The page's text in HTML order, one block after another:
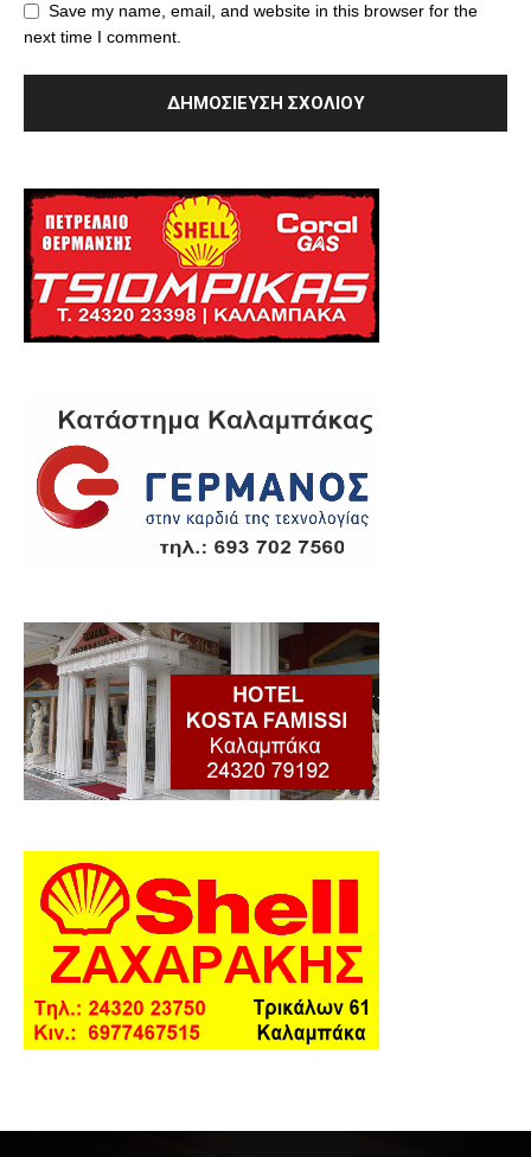
Save my name, email, and website in this browser for the
next time I comment.